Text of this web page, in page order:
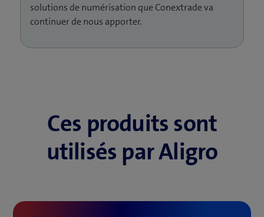
solutions de numérisation que Conextrade va
continuer de nous apporter.
Ces produits sont
utilisés par Aligro